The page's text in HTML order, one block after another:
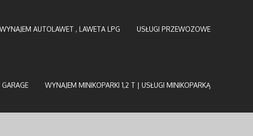
WYNAJEM AUTOLAWET , LAWETA LPG USŁUGI PRZEWOZOWE
GARAGE WYNAJEM MINIKOPARKI 1,2 T | USŁUGI MINIKOPARKĄ